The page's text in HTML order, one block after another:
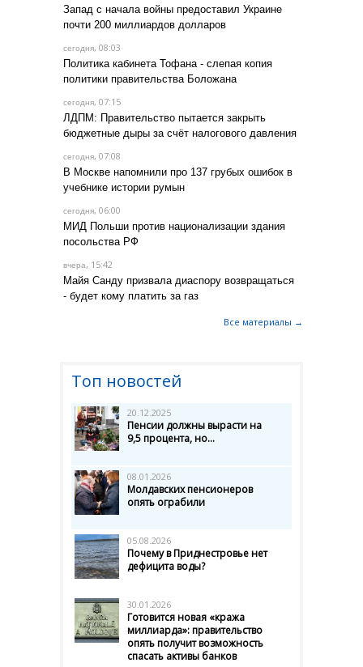
Запад с начала войны предоставил Украине
почти 200 миллиардов долларов
сегодня, 08:03
Политика кабинета Тофана - слепая копия
политики правительства Боложана
сегодня, 07:15
ЛДПМ: Правительство пытается закрыть
бюджетные дыры за счёт налогового давления
сегодня, 07:08
В Москве напомнили про 137 грубых ошибок в
учебнике истории румын
сегодня, 06:00
МИД Польши против национализации здания
посольства РФ
вчера, 15:42
Майя Санду призвала диаспору возвращаться
- будет кому платить за газ
Все материалы →
Топ новостей
20.12.2025
Пенсии должны вырасти на
9,5 процента, но...
08.01.2026
Молдавских пенсионеров
опять ограбили
05.08.2026
Почему в Приднестровье нет
дефицита воды?
30.01.2026
Готовится новая «кража
миллиарда»: правительство
опять получит возможность
спасать активы банков